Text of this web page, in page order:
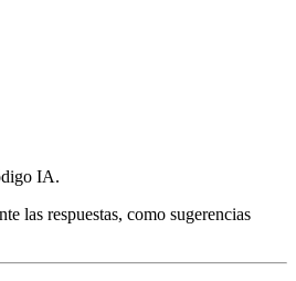
IA.
las respuestas, como sugerencias